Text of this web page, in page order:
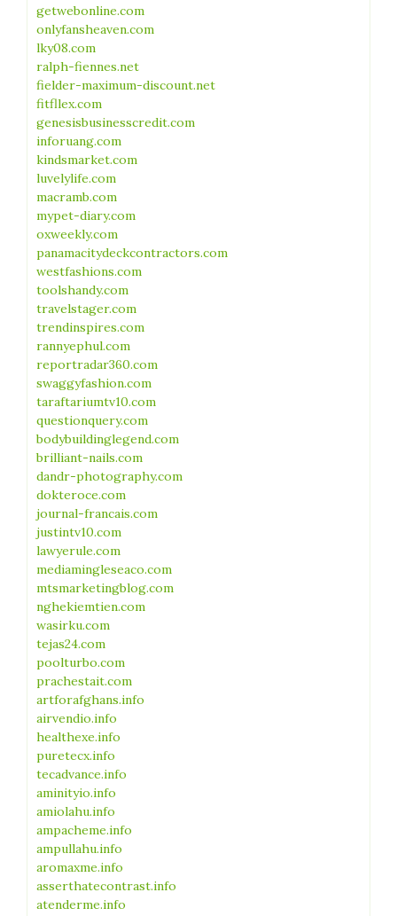
getwebonline.com
onlyfansheaven.com
lky08.com
ralph-fiennes.net
fielder-maximum-discount.net
fitfllex.com
genesisbusinesscredit.com
inforuang.com
kindsmarket.com
luvelylife.com
macramb.com
mypet-diary.com
oxweekly.com
panamacitydeckcontractors.com
westfashions.com
toolshandy.com
travelstager.com
trendinspires.com
rannyephul.com
reportradar360.com
swaggyfashion.com
taraftariumtv10.com
questionquery.com
bodybuildinglegend.com
brilliant-nails.com
dandr-photography.com
dokteroce.com
journal-francais.com
justintv10.com
lawyerule.com
mediamingleseaco.com
mtsmarketingblog.com
nghekiemtien.com
wasirku.com
tejas24.com
poolturbo.com
prachestait.com
artforafghans.info
airvendio.info
healthexe.info
puretecx.info
tecadvance.info
aminityio.info
amiolahu.info
ampacheme.info
ampullahu.info
aromaxme.info
asserthatecontrast.info
atenderme.info